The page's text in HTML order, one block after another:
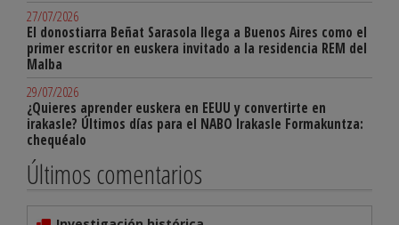
27/07/2026
El donostiarra Beñat Sarasola llega a Buenos Aires como el
primer escritor en euskera invitado a la residencia REM del
Malba
29/07/2026
¿Quieres aprender euskera en EEUU y convertirte en
irakasle? Últimos días para el NABO Irakasle Formakuntza:
chequéalo
Últimos comentarios